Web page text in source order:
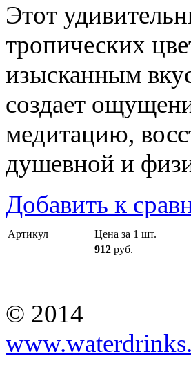
Этот
тропических
изысканным
создает
медитацию,
душевной и
Добавить к
Артикул Цена за 1 шт.
912 руб.
© 2014